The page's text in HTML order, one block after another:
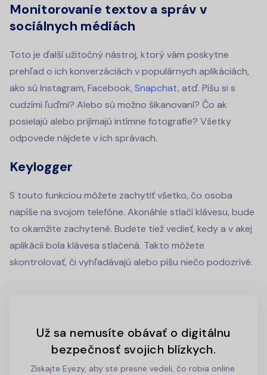
Monitorovanie textov a správ v
sociálnych médiách
Toto je ďalší užitočný nástroj, ktorý vám poskytne
prehľad o ich konverzáciách v populárnych aplikáciách,
ako sú Instagram, Facebook, Snapchat, atď. Píšu si s
cudzími ľuďmi? Alebo sú možno šikanovaní? Čo ak
posielajú alebo prijímajú intímne fotografie? Všetky
odpovede nájdete v ich správach.
Keylogger
S touto funkciou môžete zachytiť všetko, čo osoba
napíše na svojom telefóne. Akonáhle stlačí klávesu, bude
to okamžite zachytené. Budete tiež vedieť, kedy a v akej
aplikácii bola klávesa stlačená. Takto môžete
skontrolovať, či vyhľadávajú alebo píšu niečo podozrivé.
Už sa nemusíte obávať o digitálnu
bezpečnosť svojich blízkych.
Získajte Eyezy, aby ste presne vedeli, čo robia online.